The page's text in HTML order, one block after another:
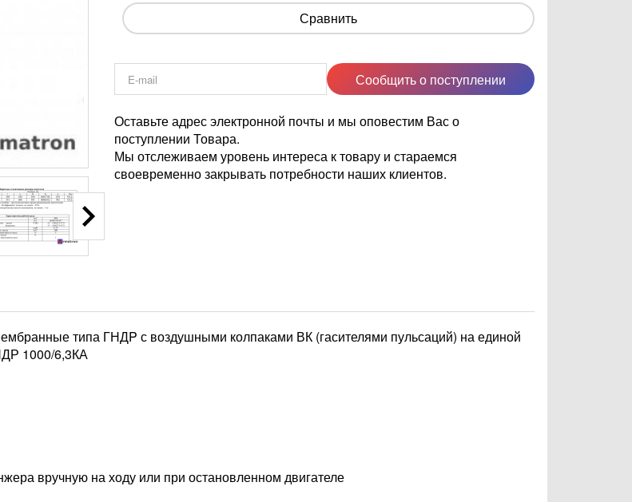
Сравнить
Сообщить о поступлении
Оставьте адрес электронной почты и мы оповестим Вас о
поступлении Товара.
Мы отслеживаем уровень интереса к товару и стараемся
своевременно закрывать потребности наших клиентов.
типа ГНДP с воздушными колпаками ВК (гасителями пульсаций) на единой
1000/6,3КА
вручную на ходу или при остановленном двигателе